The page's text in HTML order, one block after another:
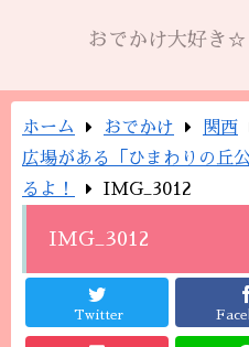
おでかけ大好き☆
ホーム おでかけ 関西
広場がある「ひまわりの丘
るよ！
IMG_3012
IMG_3012
Twitter